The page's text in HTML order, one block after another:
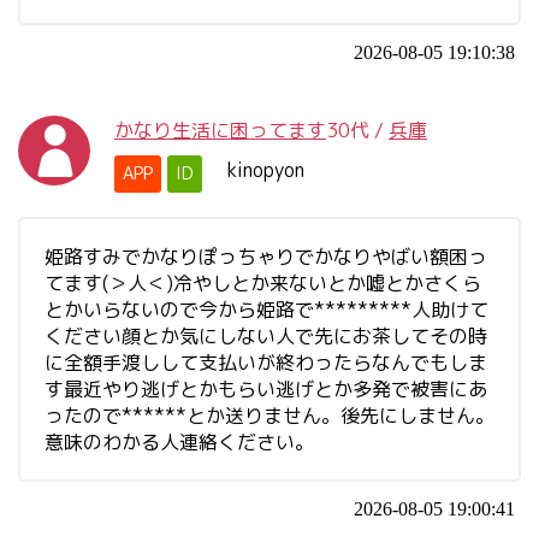
2026-08-05 19:10:38
かなり生活に困ってます30代 / 兵庫
APP ID kinopyon
姫路すみでかなりぽっちゃりでかなりやばい額困っ
てます(＞人＜)冷やしとか来ないとか嘘とかさくら
とかいらないので今から姫路で*********人助けて
ください顔とか気にしない人で先にお茶してその時
に全額手渡しして支払いが終わったらなんでもしま
す最近やり逃げとかもらい逃げとか多発で被害にあ
ったので******とか送りません。後先にしません。
意味のわかる人連絡ください。
2026-08-05 19:00:41